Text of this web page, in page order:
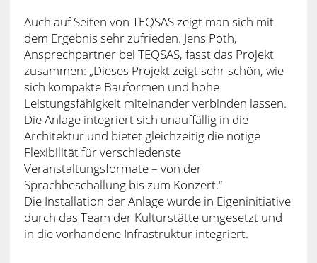
Auch auf Seiten von TEQSAS zeigt man sich mit
dem Ergebnis sehr zufrieden. Jens Poth,
Ansprechpartner bei TEQSAS, fasst das Projekt
zusammen: „Dieses Projekt zeigt sehr schön, wie
sich kompakte Bauformen und hohe
Leistungsfähigkeit miteinander verbinden lassen.
Die Anlage integriert sich unauffällig in die
Architektur und bietet gleichzeitig die nötige
Flexibilität für verschiedenste
Veranstaltungsformate – von der
Sprachbeschallung bis zum Konzert.“
Die Installation der Anlage wurde in Eigeninitiative
durch das Team der Kulturstätte umgesetzt und
in die vorhandene Infrastruktur integriert.